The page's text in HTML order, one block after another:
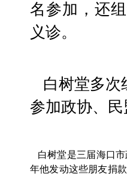
名参加，还
义诊。
参加政协、
年他发动这些朋友捐